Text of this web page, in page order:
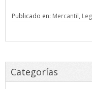
Publicado en: Mercantil,
Categorías